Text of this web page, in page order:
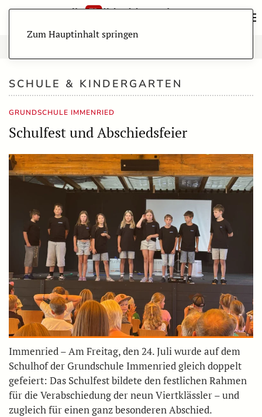
Zum Hauptinhalt springen
SCHULE & KINDERGARTEN
GRUNDSCHULE IMMENRIED
Schulfest und Abschiedsfeier
Immenried – Am Freitag, den 24. Juli wurde auf dem
Schulhof der Grundschule Immenried gleich doppelt
gefeiert: Das Schulfest bildete den festlichen Rahmen
für die Verabschiedung der neun Viertklässler – und
zugleich für einen ganz besonderen Abschied.